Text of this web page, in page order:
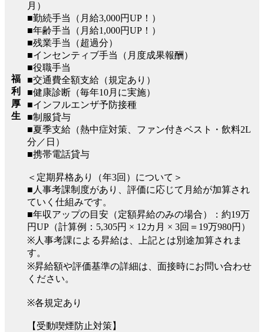
福
利
厚
生
月）
■勤続手当（月給3,000円UP！）
■年齢手当（月給1,000円UP！）
■残業手当（超過分）
■インセンティブ手当（月度成果報酬）
■役職手当
■交通費全額支給（規定あり）
■健康診断（毎年10月に実施）
■インフルエンザ予防接種
■制服貸与
■夏季支給（熱中症対策、ファン付きベスト・飲料2L
分／日）
■携帯電話貸与
＜定期昇格あり（年3回）について＞
■人事考課制度があり、評価に応じて月給が加算され
ていく仕組みです。
■年収アップの目安（定額昇給のみの場合）：約19万
円UP（計算例：5,305円 × 12カ月 × 3回＝19万980円）
※人事考課による昇給は、上記とは別途加算されま
す。
※昇給額や評価基準の詳細は、面接時にお問い合わせ
ください。
※各規定あり
【受動喫煙防止対策】